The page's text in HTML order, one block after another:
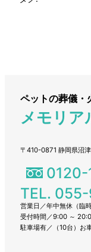
ペットの葬儀・
メモリア
〒410-0871 静岡県沼
TEL.
営業日／年中無休（臨
受付時間／9:00 ～
駐車場有／（10台）お